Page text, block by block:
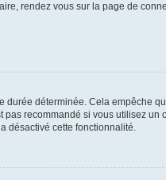
rendez vous sur la page de
déterminée. Cela empêche
pas recommandé si vous utilisez
désactivé cette fonctionnalité.